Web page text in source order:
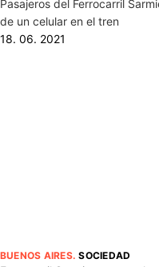
Pasajeros del Ferrocarril
de un celular en el tren
18. 06. 2021
BUENOS AIRES.SOCIEDAD